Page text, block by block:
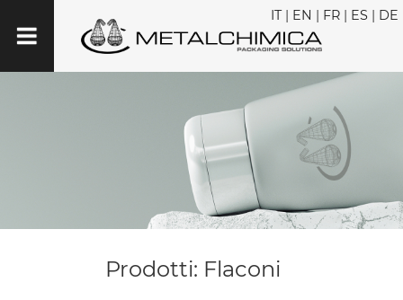
IT| EN | FR | ES | DE
Prodotti: Flaconi